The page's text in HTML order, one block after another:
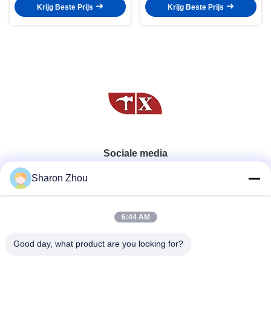
Krijg Beste Prijs
Krijg Beste Prijs
Sociale media
86--18025433062
Sharon Zhou
6:44 AM
Good day, what product are you looking for?